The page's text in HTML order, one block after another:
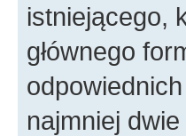
istniejącego,
głównego
najmniej